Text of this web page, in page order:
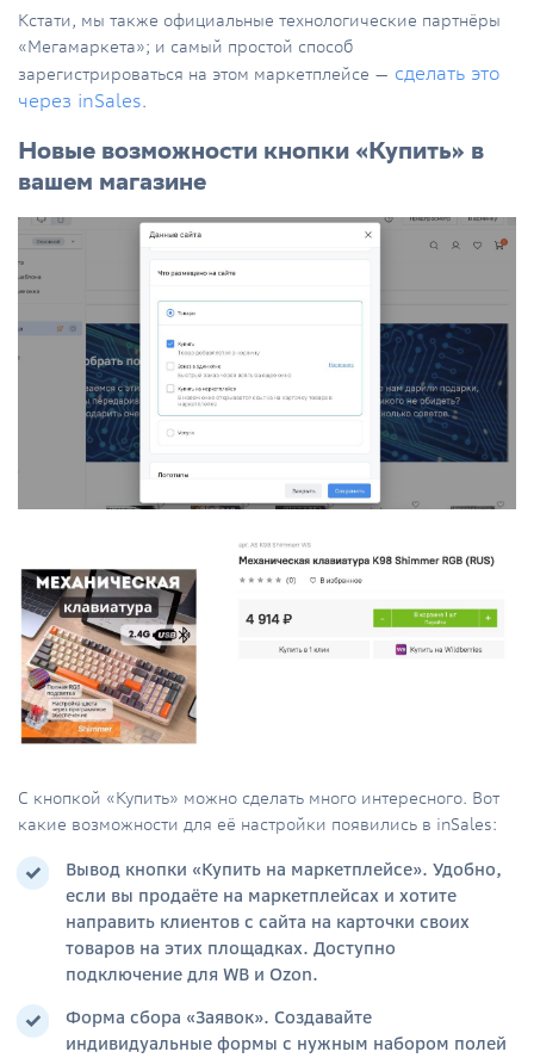
Кстати, мы также официальные технологические партнёры
«Мегамаркета»; и самый простой способ
зарегистрироваться на этом маркетплейсе — сделать это
через inSales.
Новые возможности кнопки «Купить» в
вашем магазине
С кнопкой «Купить» можно сделать много интересного. Вот
какие возможности для её настройки появились в inSales:
Вывод кнопки «Купить на маркетплейсе». Удобно,
если вы продаёте на маркетплейсах и хотите
направить клиентов с сайта на карточки своих
товаров на этих площадках. Доступно
подключение для WB и Ozon.
Форма сбора «Заявок». Создавайте
индивидуальные формы с нужным набором полей